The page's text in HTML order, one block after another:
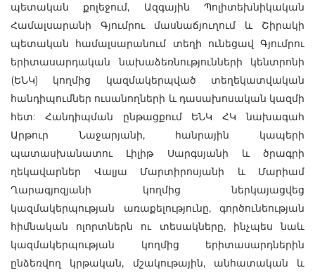
պետական քոլեջում, Ազգային Պոլիտեխնիկական
Համալսարանի Գյումրու մասնաճյուղում և Շիրակի
պետական համալսարանում տեղի ունեցավ Գյումրու
երիտասարդական նախաձեռնությունների կենտրոնի
(ԵՆԿ) կողմից կազմակերպված տեղեկատվական
հանդիպումներ ուսանողների և դասախոսական կազմի
հետ: Հանդիպման ընթացքում ԵՆԿ ՀԿ նախագահ
Արթուր Նաջարյանի, հանրային կապերի
պատասխանատու Լիլիթ Սարգսյանի և ծրագրի
ղեկավարներ Վալյա Մարտիրոսյանի և Մարիամ
Ղարագյոզյանի կողմից ներկայացվեց
կազմակերպության առաքելությունը, գործունեության
հիմնական ոլորտներն ու տեսակները, ինչպես նաև
կազմակերպության կողմից երիտասարդներին
ընձեռվող կրթական, մշակութային, անհատական և